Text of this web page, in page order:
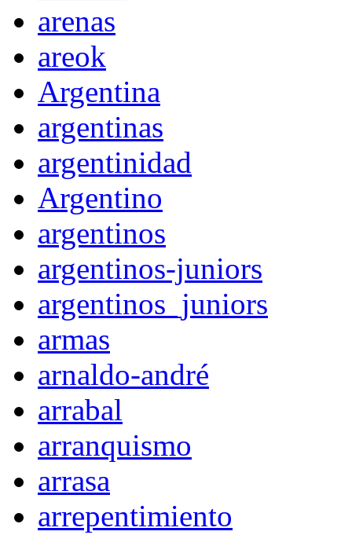
arenas
areok
Argentina
argentinas
argentinidad
Argentino
argentinos
argentinos-juniors
argentinos_juniors
armas
arnaldo-andré
arrabal
arranquismo
arrasa
arrepentimiento